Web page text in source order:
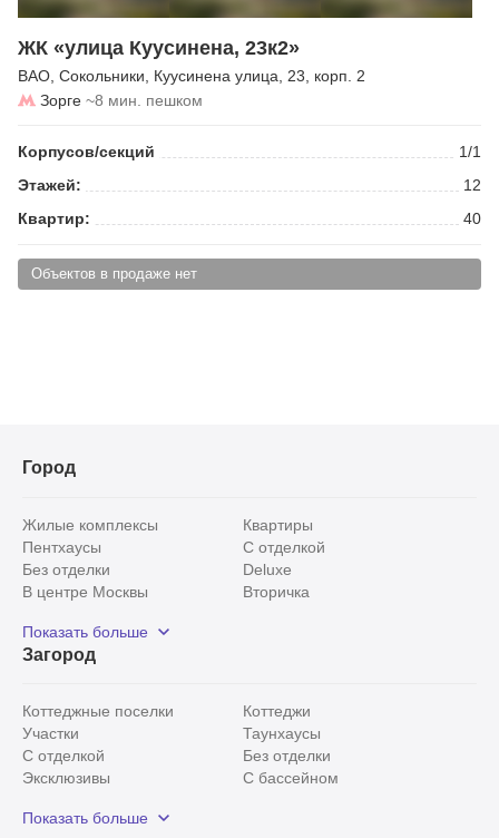
ЖК «улица Куусинена, 23к2»
ВАО, Сокольники, Куусинена улица, 23, корп. 2
Зорге ~8 мин. пешком
Корпусов/секций
1/1
Этажей:
12
Квартир:
40
Объектов в продаже нет
Город
Жилые комплексы
Квартиры
Пентхаусы
С отделкой
Без отделки
Deluxe
В центре Москвы
Вторичка
Рядом с парком
С панорамными окнами
Показать больше
Загород
Коттеджные поселки
Коттеджи
Участки
Таунхаусы
С отделкой
Без отделки
Эксклюзивы
С бассейном
Красногорский район
Показать больше